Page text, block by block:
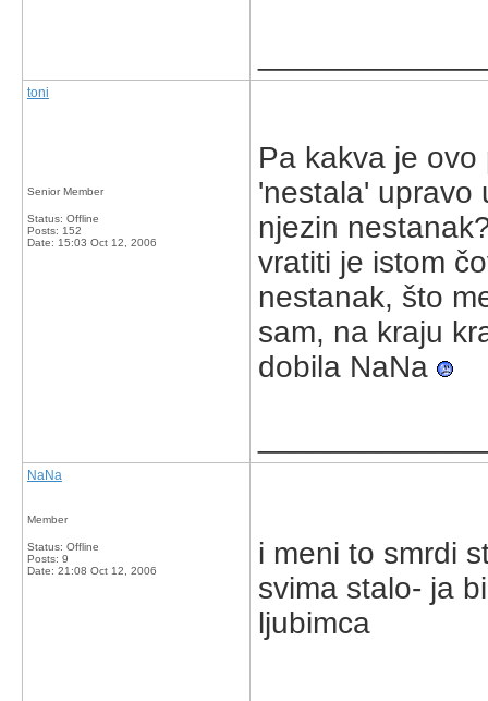
toni
Senior Member
Status: Offline
Posts: 152
Date: 15:03 Oct 12, 2006
Pa kakva je
'nestala' upravo
njezin
vratiti je istom
nestanak, što
sam, na kraju
dobila NaNa
NaNa
Member
Status: Offline
Posts: 9
Date: 21:08 Oct 12, 2006
i meni to smrdi
svima stalo- ja
ljubimca